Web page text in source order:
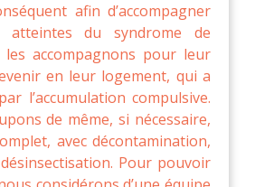
afin d’accompagner
atteintes du syndrome de
les accompagnons pour leur
en leur logement, qui a
l’accumulation compulsive.
de même, si nécessaire,
avec décontamination,
Pour pouvoir